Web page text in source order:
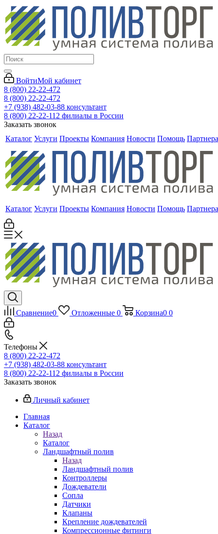
ВойтиМой кабинет
8 (800) 22-22-472
8 (800) 22-22-472
+7 (938) 482-03-88 консультант
8 (800) 22-22-112 филиалы в России
Заказать звонок
Каталог Услуги Проекты Компания Новости Помощь
Каталог Услуги Проекты Компания Новости Помощь
Сравнение0 Отложенные 0 Корзина0 0
Телефоны
8 (800) 22-22-472
+7 (938) 482-03-88 консультант
8 (800) 22-22-112 филиалы в России
Заказать звонок
Личный кабинет
Главная
Каталог
Назад
Каталог
Ландшафтный полив
Назад
Ландшафтный полив
Контроллеры
Дождеватели
Сопла
Датчики
Клапаны
Крепление дождевателей
Компрессионные фитинги